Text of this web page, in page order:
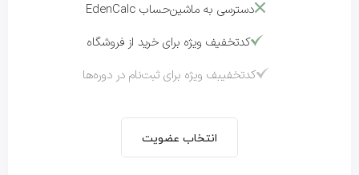
دسترسی به ماشین‌حساب EdenCalc
کدتخفیف ویژه برای خرید از فروشگاه
کدتخفیبف ویژه برای ثبت‌نام در دوره‌ها
انتخاب عضویت